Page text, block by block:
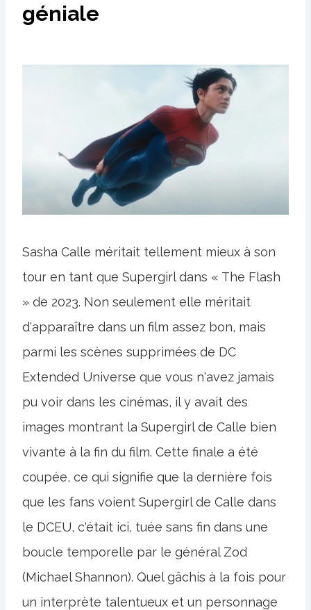
géniale
Sasha Calle méritait tellement mieux à son
tour en tant que Supergirl dans « The Flash
» de 2023. Non seulement elle méritait
d'apparaître dans un film assez bon, mais
parmi les scènes supprimées de DC
Extended Universe que vous n'avez jamais
pu voir dans les cinémas, il y avait des
images montrant la Supergirl de Calle bien
vivante à la fin du film. Cette finale a été
coupée, ce qui signifie que la dernière fois
que les fans voient Supergirl de Calle dans
le DCEU, c'était ici, tuée sans fin dans une
boucle temporelle par le général Zod
(Michael Shannon). Quel gâchis à la fois pour
un interprète talentueux et un personnage